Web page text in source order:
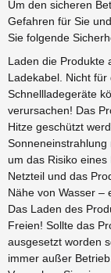
Um den sicheren
Gefahren für Sie
Sie folgende
Laden die Produkte
Ladekabel. Nicht für
Schnellladegeräte
verursachen! Das
Hitze geschützt
Sonneneinstrahlung
um das Risiko
Netzteil und das
Nähe von Wasser –
Das Laden des
Freien! Sollte das
ausgesetzt worden
immer außer